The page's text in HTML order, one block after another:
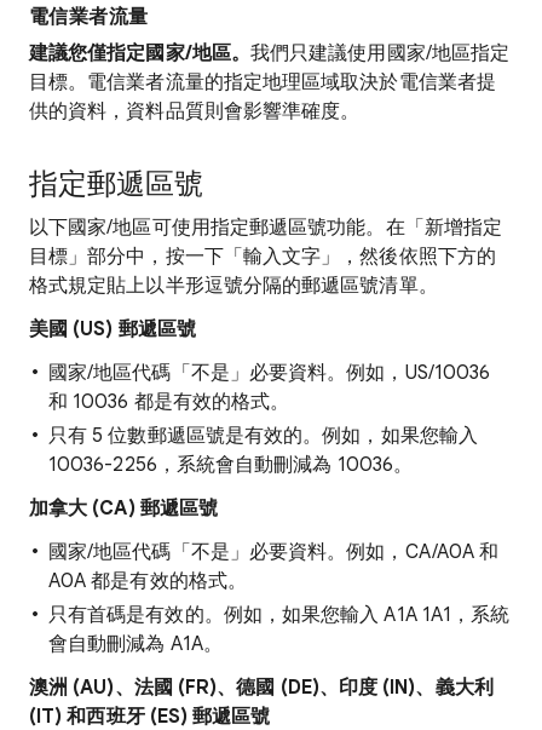
電信業者流量
建議您僅指定國家/地區。 我們只建議使用國家/地區指定
目標。電信業者流量的指定地理區域取決於電信業者提
供的資料，資料品質則會影響準確度。
指定郵遞區號
以下國家/地區可使用指定郵遞區號功能。在「新增指定
目標」部分中，按一下「輸入文字」
，然後依照下方的
格式規定貼上以半形逗號分隔的郵遞區號清單。
美國 (US) 郵遞區號
國家/地區代碼「不是」 必要資料。例如，US/10036
和 10036 都是有效的格式。
只有 5 位數郵遞區號是有效的。例如，如果您輸入
10036-2256，系統會自動刪減為 10036。
加拿大 (CA) 郵遞區號
國家/地區代碼「不是」 必要資料。例如，CA/A0A 和
A0A 都是有效的格式。
只有首碼是有效的。例如，如果您輸入 A1A 1A1，系統
會自動刪減為 A1A。
澳洲 (AU)、法國 (FR)、德國 (DE)、印度 (IN)、義大利
(IT) 和西班牙 (ES) 郵遞區號